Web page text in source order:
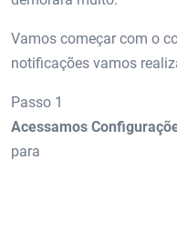
Vamos começar com o
notificações vamos
Passo 1
Acessamos
para